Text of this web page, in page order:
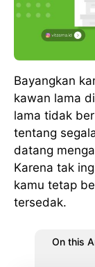
Bayangkan
kawan lama
lama tidak
tentang
datang
Karena tak
kamu tetap
tersedak.
On this